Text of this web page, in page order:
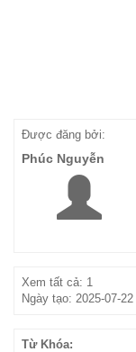
Được đăng bởi:
Phúc Nguyễn
Xem tất cả: 1
Ngày tạo: 2025-07-
Từ Khóa: